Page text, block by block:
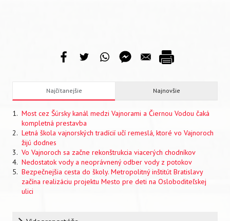
Najčítanejšie Najnovšie
Most cez Šúrsky kanál medzi Vajnorami a Čiernou Vodou čaká
kompletná prestavba
Letná škola vajnorských tradícií učí remeslá, ktoré vo Vajnoroch
žijú dodnes
Vo Vajnoroch sa začne rekonštrukcia viacerých chodníkov
Nedostatok vody a neoprávnený odber vody z potokov
Bezpečnejšia cesta do školy. Metropolitný inštitút Bratislavy
začína realizáciu projektu Mesto pre deti na Osloboditeľskej
ulici
Rubrika